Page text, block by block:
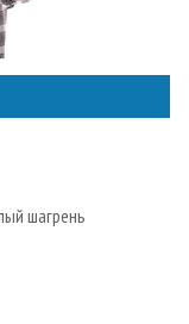
шагрень